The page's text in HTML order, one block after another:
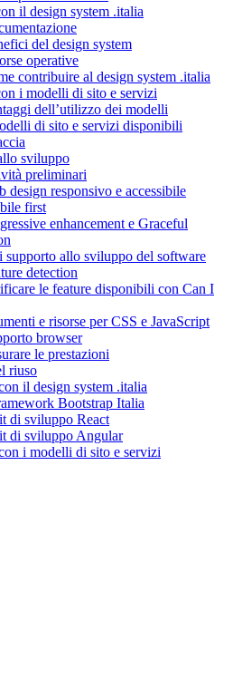
il design system .italia
del design system
operative
contribuire al design system .italia
i modelli di sito e servizi
dell’utilizzo dei modelli
di sito e servizi disponibili
sviluppo
preliminari
design responsivo e accessibile
first
enhancement e Graceful
supporto allo sviluppo del software
detection
le feature disponibili con Can I
e risorse per CSS e JavaScript
browser
le prestazioni
riuso
il design system .italia
Bootstrap Italia
di sviluppo React
di sviluppo Angular
i modelli di sito e servizi